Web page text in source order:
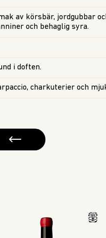
i doften.
av körsbär, jordgubbar
och behaglig syra.
charkuterier och